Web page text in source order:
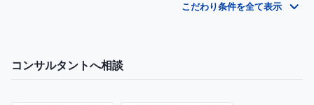
こだわり条件を全て表示
コンサルタントへ相談